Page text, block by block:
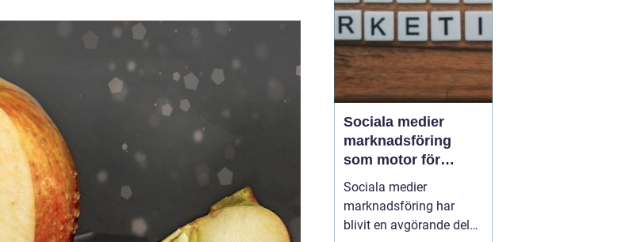
Sociala medier
marknadsföring
som motor för
företagstillväxt
Sociala medier
marknadsföring har
blivit en avgörande del